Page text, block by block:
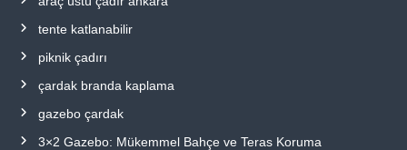
tente katlanabilir
piknik çadırı
çardak branda kaplama
gazebo çardak
3×2 Gazebo: Mükemmel Bahçe ve Teras Koruma